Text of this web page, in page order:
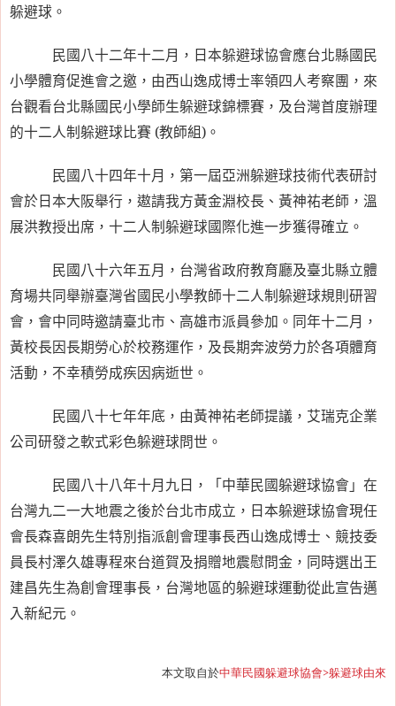
躲避球。
民國八十二年十二月，日本躲避球協會應台北縣國民
小學體育促進會之邀，由西山逸成博士率領四人考察團，來
台觀看台北縣國民小學師生躲避球錦標賽，及台灣首度辦理
的十二人制躲避球比賽 (教師組) 。
民國八十四年十月，第一屆亞洲躲避球技術代表研討
會於日本大阪舉行，遨請我方黃金淵校長、黃神祐老師，溫
展洪教授出席，十二人制躲避球國際化進一步獲得確立。
民國八十六年五月，台灣省政府教育廳及臺北縣立體
育場共同舉辦臺灣省國民小學教師十二人制躲避球規則研習
會，會中同時邀請臺北市、高雄市派員參加。同年十二月，
黃校長因長期勞心於校務運作，及長期奔波勞力於各項體育
活動，不幸積勞成疾因病逝世。
民國八十七年年底，由黃神祐老師提議，艾瑞克企業
公司研發之軟式彩色躲避球問世。
民國八十八年十月九日，「中華民國躲避球協會」在
台灣九二一大地震之後於台北市成立，日本躲避球協會現任
會長森喜朗先生特別指派創會理事長西山逸成博士、競技委
員長村澤久雄專程來台道賀及捐贈地震慰問金，同時選出王
建昌先生為創會理事長，台灣地區的躲避球運動從此宣告邁
入新紀元。
本文取自於中華民國躲避球協會>躲避球由來